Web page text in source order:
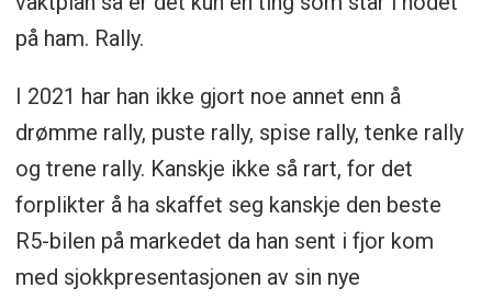
på ham. Rally.
I 2021 har han ikke gjort noe annet enn å
drømme rally, puste rally, spise rally, tenke rally
og trene rally. Kanskje ikke så rart, for det
forplikter å ha skaffet seg kanskje den beste
R5-bilen på markedet da han sent i fjor kom
med sjokkpresentasjonen av sin nye